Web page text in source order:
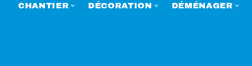
CHANTIER DÉCORATION DÉMÉNAGER